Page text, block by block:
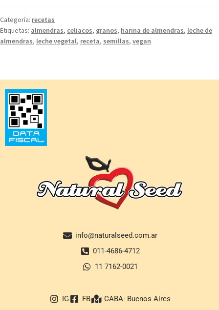
Categoría: recetas
Etiquetas: almendras, celiacos, granos, harina de almendras, leche de
almendras, leche vegetal, receta, semillas, vegan
info@naturalseed.com.ar
011-4686-4712
11 7162-0021
IG FB CABA- Buenos Aires